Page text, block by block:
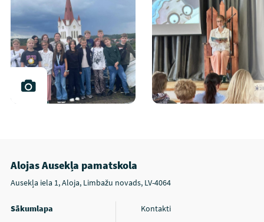
Alojas Ausekļa pamatskola
Ausekļa iela 1, Aloja, Limbažu novads, LV-4064
Sākumlapa
Kontakti